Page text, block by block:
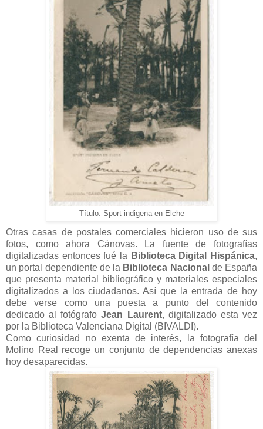
Título: Sport indigena en Elche
Otras casas de postales comerciales hicieron uso de sus
fotos, como ahora Cánovas. La fuente de fotografías
digitalizadas entonces fué la Biblioteca Digital Hispánica,
un portal dependiente de la Biblioteca Nacional de España
que presenta material bibliográfico y materiales especiales
digitalizados a los ciudadanos. Así que la entrada de hoy
debe verse como una puesta a punto del contenido
dedicado al fotógrafoJean Laurent, digitalizado esta vez
por la Biblioteca Valenciana Digital (BIVALDI).
Como curiosidad no exenta de interés, la fotografía del
Molino Real recoge un conjunto de dependencias anexas
hoy desaparecidas.